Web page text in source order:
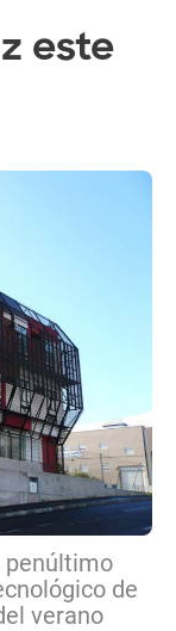
este
penúltimo
de
verano